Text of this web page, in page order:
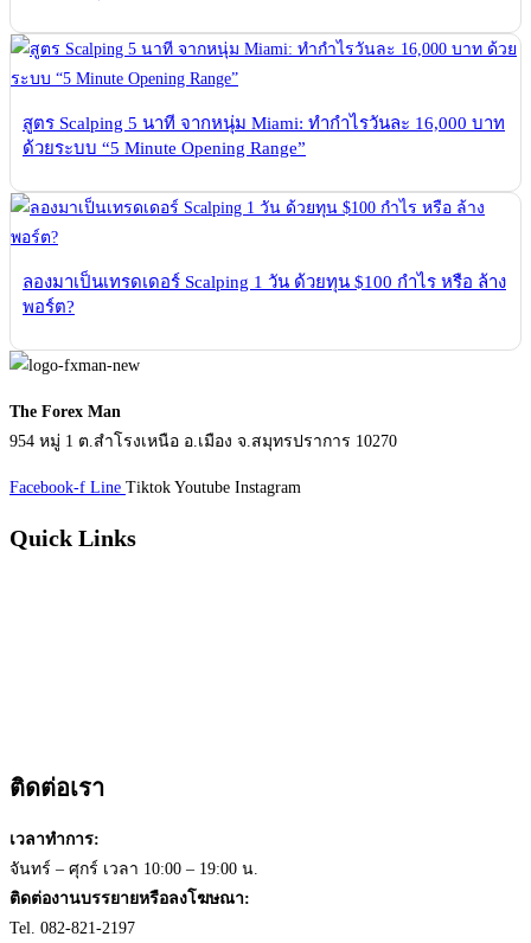
สูตร Scalping 5 นาที จากหนุ่ม Miami: ทำกำไรวันละ 16,000 บาท
ด้วยระบบ “5 Minute Opening Range”
ลองมาเป็นเทรดเดอร์ Scalping 1 วัน ด้วยทุน $100 กำไร หรือ ล้าง
พอร์ต?
The Forex Man
954 หมู่ 1 ต.สำโรงเหนือ อ.เมือง จ.สมุทรปราการ 10270
Facebook-f Line Tiktok Youtube Instagram
Quick Links
ติดต่อเรา
เวลาทำการ:
จันทร์ – ศุกร์ เวลา 10:00 – 19:00 น.
ติดต่องานบรรยายหรือลงโฆษณา:
Tel. 082-821-2197